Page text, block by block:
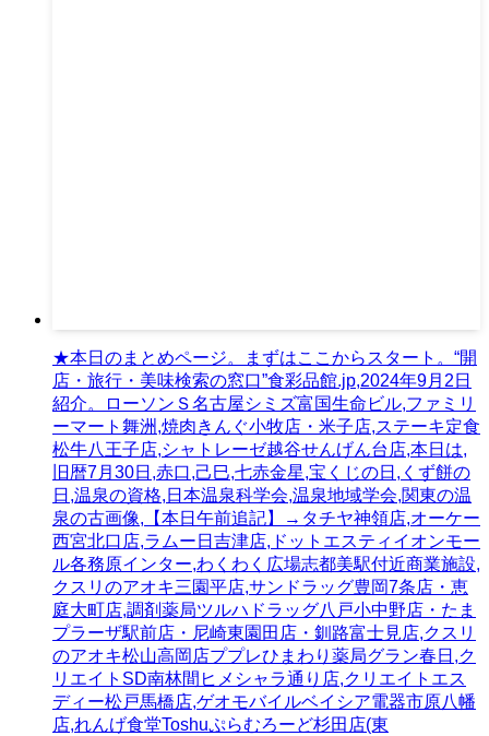
★本日のまとめページ。まずはここからスタート。“開
店・旅行・美味検索の窓口”食彩品館.jp,2024年9月2日
紹介。ローソンＳ名古屋シミズ富国生命ビル,ファミリ
ーマート舞洲,焼肉きんぐ小牧店・米子店,ステーキ定食
松牛八王子店,シャトレーゼ越谷せんげん台店,本日は,
旧暦7月30日,赤口,己巳,七赤金星,宝くじの日,くず餅の
日,温泉の資格,日本温泉科学会,温泉地域学会,関東の温
泉の古画像,【本日午前追記】→タチヤ神領店,オーケー
西宮北口店,ラムー日吉津店,ドットエスティイオンモー
ル各務原インター,わくわく広場志都美駅付近商業施設,
クスリのアオキ三園平店,サンドラッグ豊岡7条店・恵
庭大町店,調剤薬局ツルハドラッグ八戸小中野店・たま
プラーザ駅前店・尼崎東園田店・釧路富士見店,クスリ
のアオキ松山高岡店ププレひまわり薬局グラン春日,ク
リエイトSD南林間ヒメシャラ通り店,クリエイトエス
ディー松戸馬橋店,ゲオモバイルベイシア電器市原八幡
店,れんげ食堂Toshuぷらむろーど杉田店(東